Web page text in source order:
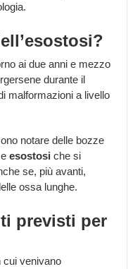
ai due anni e mezzo
durante il
malformazioni a livello
notare delle bozze
esostosi che si
se, più avanti,
ossa lunghe.
previsti per
cui venivano